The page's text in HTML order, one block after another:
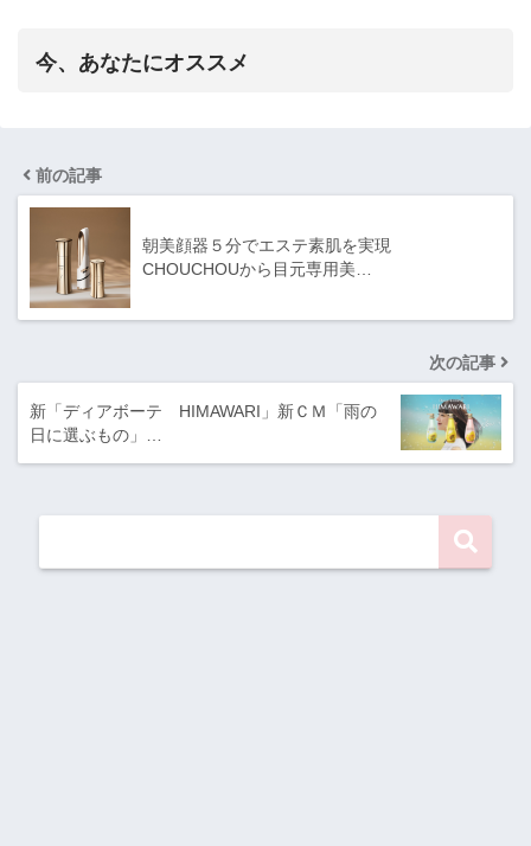
今、あなたにオススメ
前の記事
朝美顔器５分でエステ素肌を実現
CHOUCHOUから目元専用美…
次の記事
新「ディアボーテ HIMAWARI」新ＣＭ「雨の
日に選ぶもの」…